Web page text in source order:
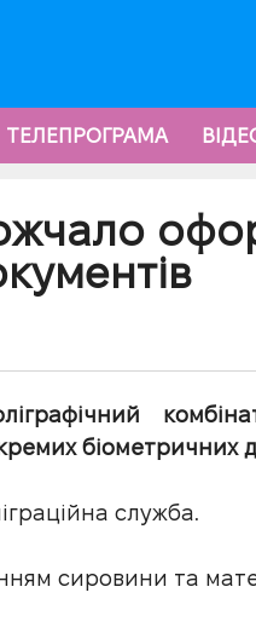
ТЕЛЕПРОГРАМА
біометричних
служба.
сировини та